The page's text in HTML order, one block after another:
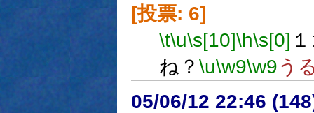
[投票: 6]
\t\u\s[10]\h\s[0]
ね？ \u\w9\w9う
05/06/12 22:46